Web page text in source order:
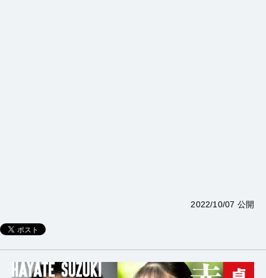
2022/10/07 公開